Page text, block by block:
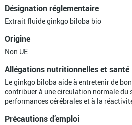
Désignation réglementaire
Extrait fluide ginkgo biloba bio
Origine
Non UE
Allégations nutritionnelles et santé
Le ginkgo biloba aide à entretenir de
contribuer à une circulation normale du
performances cérébrales et à la
Précautions d’emploi